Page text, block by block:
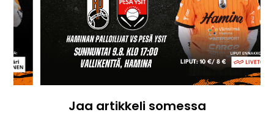
Jaa artikkeli somessa